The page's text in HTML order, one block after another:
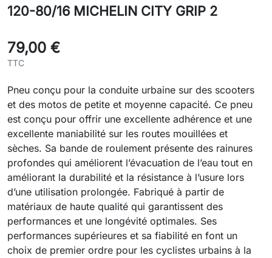
120-80/16 MICHELIN CITY GRIP 2
79,00 €
TTC
Pneu conçu pour la conduite urbaine sur des scooters
et des motos de petite et moyenne capacité. Ce pneu
est conçu pour offrir une excellente adhérence et une
excellente maniabilité sur les routes mouillées et
sèches. Sa bande de roulement présente des rainures
profondes qui améliorent l’évacuation de l’eau tout en
améliorant la durabilité et la résistance à l’usure lors
d’une utilisation prolongée. Fabriqué à partir de
matériaux de haute qualité qui garantissent des
performances et une longévité optimales. Ses
performances supérieures et sa fiabilité en font un
choix de premier ordre pour les cyclistes urbains à la